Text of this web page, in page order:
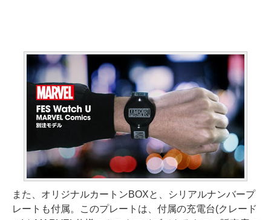
また、オリジナルカートンBOXと、シリアルナンバープ
レートも付属。このプレートは、付属の充電台(クレード